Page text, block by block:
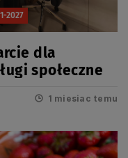
2027
dla
społeczne
1 miesiac temu